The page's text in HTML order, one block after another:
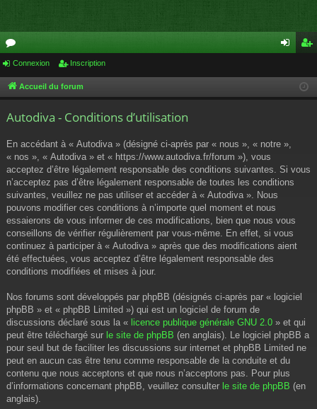
or
u cri
Connexion Inscription
Accueil du forum
Autodiva - Conditions d’utilisation
En accédant à « Autodiva » (désigné ci-après par « nous », « notre »,
« nos », « Autodiva » et « https://www.autodiva.fr/forum »), vous
acceptez d’être légalement responsable des conditions suivantes. Si vous
n’acceptez pas d’être légalement responsable de toutes les conditions
suivantes, veuillez ne pas utiliser et accéder à « Autodiva ». Nous
pouvons modifier ces conditions à n’importe quel moment et nous
essaierons de vous informer de ces modifications, bien que nous vous
conseillons de vérifier régulièrement par vous-même. En effet, si vous
continuez à participer à « Autodiva » après que des modifications aient
été effectuées, vous acceptez d’être légalement responsable des
conditions modifiées et mises à jour.
Nos forums sont développés par phpBB (désignés ci-après par « logiciel
phpBB » et « phpBB Limited ») qui est un logiciel de forum de
discussions déclaré sous la « licence publique générale GNU 2.0 » et qui
peut être téléchargé sur le site de phpBB (en anglais). Le logiciel phpBB a
pour seul but de faciliter les discussions sur internet et phpBB Limited ne
peut en aucun cas être tenu comme responsable de la conduite et du
contenu que nous acceptons et que nous n’acceptons pas. Pour plus
d’informations concernant phpBB, veuillez consulter le site de phpBB (en
anglais).